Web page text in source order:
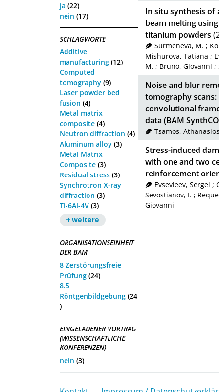
ja (22)
nein (17)
SCHLAGWORTE
Additive
manufacturing (12)
Computed
tomography (9)
Laser powder bed
fusion (4)
Metal matrix
composite (4)
Neutron diffraction (4)
Aluminum alloy (3)
Metal Matrix
Composite (3)
Residual stress (3)
Synchrotron X-ray
diffraction (3)
Ti-6Al-4V (3)
+ weitere
ORGANISATIONSEINHEIT
DER BAM
8 Zerstörungsfreie
Prüfung (24)
8.5
Röntgenbildgebung (24
)
EINGELADENER VORTRAG
(WISSENSCHAFTLICHE
KONFERENZEN)
nein (3)
In situ synthesis of
beam melting
titanium powders
Surmeneva, M. ;
Mishurova, Tatiana ;
M. ; Bruno, Giovanni ;
Noise and blur
tomography
convolutional
data (BAM
Tsamos, Athanasios
Stress-induced
with one and two
reinforcement
Evsevleev, Sergei ;
Sevostianov, I. ;
Giovanni